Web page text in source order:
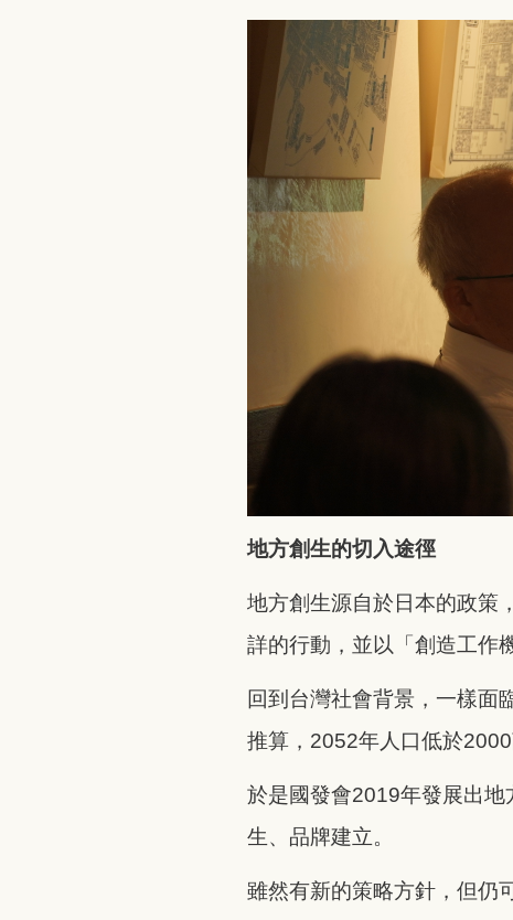
地方創生的切入途徑
地方創生源自於日本的政策
詳的行動，並以「創造工作
回到台灣社會背景，一樣面
推算，2052年人口低於
於是國發會2019年發展出地
生、品牌建立。
雖然有新的策略方針，但仍